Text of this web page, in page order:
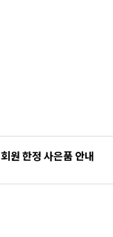
회원 한정 사은품 안내